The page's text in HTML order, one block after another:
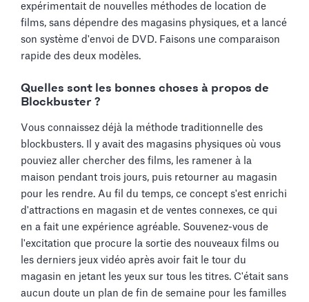
expérimentait de nouvelles méthodes de location de
films, sans dépendre des magasins physiques, et a lancé
son système d'envoi de DVD. Faisons une comparaison
rapide des deux modèles.
Quelles sont les bonnes choses à propos de
Blockbuster ?
Vous connaissez déjà la méthode traditionnelle des
blockbusters. Il y avait des magasins physiques où vous
pouviez aller chercher des films, les ramener à la
maison pendant trois jours, puis retourner au magasin
pour les rendre. Au fil du temps, ce concept s'est enrichi
d'attractions en magasin et de ventes connexes, ce qui
en a fait une expérience agréable. Souvenez-vous de
l'excitation que procure la sortie des nouveaux films ou
les derniers jeux vidéo après avoir fait le tour du
magasin en jetant les yeux sur tous les titres. C'était sans
aucun doute un plan de fin de semaine pour les familles